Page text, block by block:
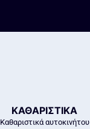
ΚΑΘΑΡΙΣΤΙΚΑ
Καθαριστικά αυτοκινήτου